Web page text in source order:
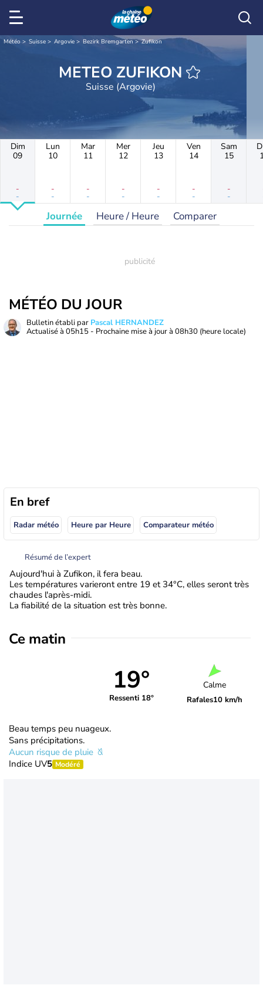
Météo Suisse Argovie Bezirk Bremgarten Zufikon
METEO ZUFIKON
Suisse (Argovie)
Dim
09
-
-
Lun
10
-
-
Mar
11
-
-
Mer
12
-
-
Jeu
13
-
-
Ven
14
-
-
Sam
15
-
-
Journée Heure / Heure Comparer
MÉTÉO DU JOUR
Bulletin établi par Pascal HERNANDEZ
Actualisé à 05h15 - Prochaine mise à jour à 08h30 (heure locale)
En bref
Radar météo Heure par Heure Comparateur météo
Résumé de l’expert
Aujourd'hui à Zufikon, il fera beau.
Les températures varieront entre 19 et 34°C, elles seront très
chaudes l'après-midi.
La fiabilité de la situation est très bonne.
Ce matin
19°
Ressenti 18°
Calme
Rafales10 km/h
Beau temps peu nuageux.
Sans précipitations.
Aucun risque de pluie
Indice UV5 Modéré